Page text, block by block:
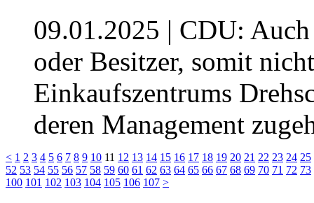
09.01.2025 | CDU:
oder Besitzer, somit
Einkaufszentrums
deren Management
< 1 2 3 4 5 6 7 8 9 10 11 12 13 14 15 16 17 18 19 20 21 22 23 24 25
52 53 54 55 56 57 58 59 60 61 62 63 64 65 66 67 68 69 70 71 72 73
100 101 102 103 104 105 106 107 >